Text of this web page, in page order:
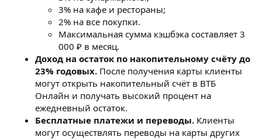
3% на кафе и рестораны;
2% на все покупки.
Максимальная сумма кэшбэка составляет 3
000 ₽ в месяц.
Доход на остаток по накопительному счёту до
23% годовых. После получения карты клиенты
могут открыть накопительный счёт в ВТБ
Онлайн и получать высокий процент на
ежедневный остаток.
Бесплатные платежи и переводы. Клиенты
могут осуществлять переводы на карты других